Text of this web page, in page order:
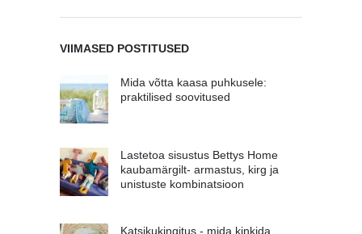
VIIMASED POSTITUSED
Mida võtta kaasa puhkusele:
praktilised soovitused
Lastetoa sisustus Bettys Home
kaubamärgilt- armastus, kirg ja
unistuste kombinatsioon
Katsikukingitus - mida kinkida